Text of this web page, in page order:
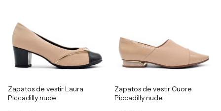
Zapatos de vestir Laura
Piccadilly nude
Zapatos de vestir Cuore
Piccadilly nude